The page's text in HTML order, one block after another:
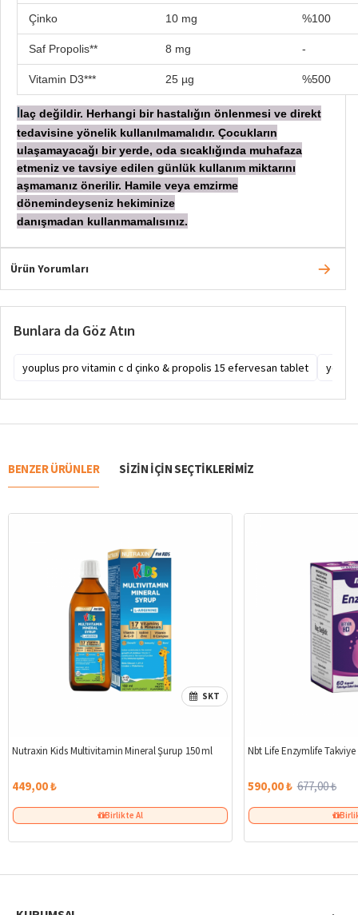
Çinko 10 mg %100
Saf Propolis** 8 mg -
Vitamin D3*** 25 µg %500
laç değildir. Herhangi bir hastalığın önlenmesi ve direkt
tedavisine yönelik kullanılmamalıdır. Çocukların
ulaşamayacağı bir yerde, oda sıcaklığında muhafaza
etmeniz ve tavsiye edilen günlük kullanım miktarını
aşmamanız önerilir. Hamile veya emzirme
dönemindeyseniz hekiminize
danışmadan kullanmamalısınız.
Ürün Yorumları
Bunlara da Göz Atın
youplus pro vitamin c d çinko & propolis 15 efervesan tablet
BENZER ÜRÜNLER SIZIN IÇIN SEÇTIKLERIMIZ
SKT
Nutraxin Kids Multivitamin Mineral Şurup 150 ml
449,00 ₺
Birlikte Al
Nbt Life Enzymlife Takviye
590,00 ₺ 677,00 ₺